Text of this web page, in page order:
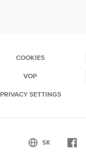
COOKIES
VOP
PRIVACY SETTINGS